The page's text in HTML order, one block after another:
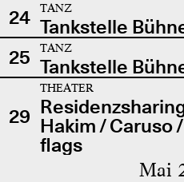
24
TANZ
Tankstelle
25
TANZ
Tankstelle
29
THEATER
Hakim / Caruso
flags
Mai